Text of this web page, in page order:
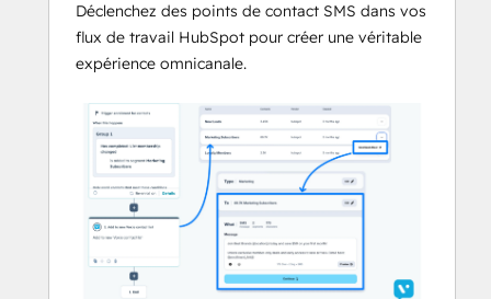
Envoi rapide aux listes HubSpot
Envoyez des annonces ou des
promotions ponctuelles à vos listes
HubSpot en quelques clics.
Personnalisez-les à l'aide de variables de
contact et planifiez-les au moment le
plus opportun.
Activation des campagnes
permanentes
Envoyez automatiquement des
Déclenchez des points de contact SMS dans vos
flux de travail HubSpot pour créer une véritable
expérience omnicanale.